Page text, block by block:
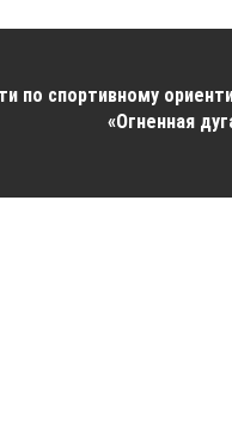
по спортивному
«Огненная